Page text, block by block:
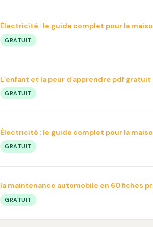
Électricité : le guide complet pour la
GRATUIT
L’enfant et la peur d’apprendre pdf gratuit
GRATUIT
Électricité : le guide complet pour la
GRATUIT
la maintenance automobile en 60 fiches
GRATUIT